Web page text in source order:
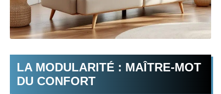
LA MODULARITÉ : MAÎTRE-MOT
DU CONFORT